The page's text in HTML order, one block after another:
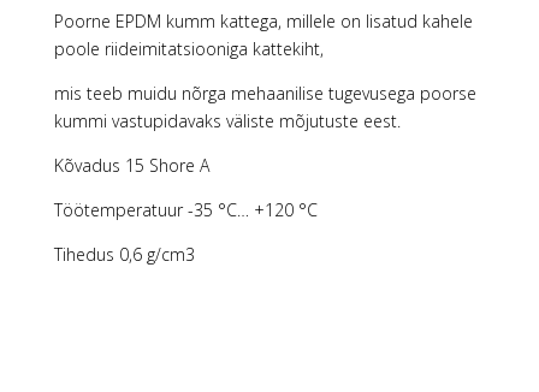
kuni
330.00€
Poorne EPDM kumm kattega, millele on lisatud kahele
poole riideimitatsiooniga kattekiht,
mis teeb muidu nõrga mehaanilise tugevusega poorse
kummi vastupidavaks väliste mõjutuste eest.
Kõvadus 15 Shore A
Töötemperatuur -35 °C… +120 °C
Tihedus 0,6 g/cm3